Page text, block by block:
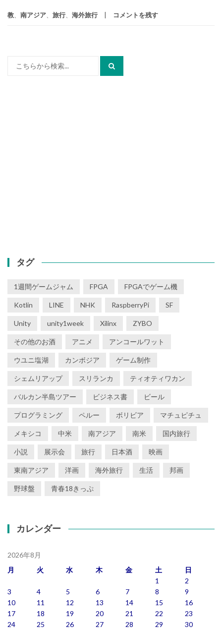
教 南アジア 旅行 海外旅行 コメントを残す
タグ
1週間ゲームジャム FPGA FPGAでゲーム機
Kotlin LINE NHK RaspberryPi SF
Unity unity1week Xilinx ZYBO
その他のお酒 アニメ アンコールワット
ウユニ塩湖 カンボジア ゲーム制作
シェムリアップ スリランカ ティオティワカン
バルカン半島ツアー ビジネス書 ビール
プログラミング ペルー ボリビア マチュピチュ
メキシコ 中米 南アジア 南米 国内旅行
小説 展示会 旅行 日本酒 映画
東南アジア 洋画 海外旅行 生活 邦画
野球盤 青春18きっぷ
カレンダー
2026年8月
月
火 水 木 金 土
日
1
2
3
4 5 6 7 8
9
10
11 12 13 14 15
16
17
18 19 20 21 22
23
24
25 26 27 28 29
30